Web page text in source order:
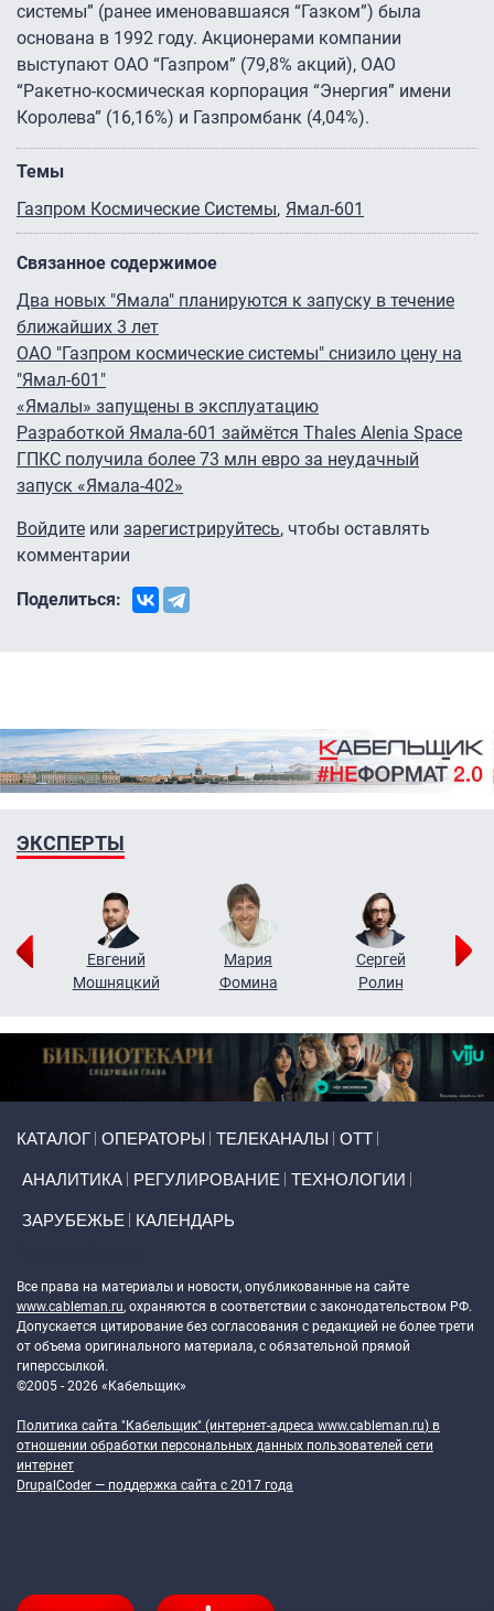
системы” (ранее именовавшаяся “Газком”) была
основана в 1992 году. Акционерами компании
выступают ОАО “Газпром” (79,8% акций), ОАО
“Ракетно-космическая корпорация “Энергия” имени
Королева” (16,16%) и Газпромбанк (4,04%).
Темы
Газпром Космические Системы Ямал-601
Связанное содержимое
Два новых "Ямала" планируются к запуску в течение
ближайших 3 лет
ОАО "Газпром космические системы" снизило цену на
"Ямал-601"
«Ямалы» запущены в эксплуатацию
Разработкой Ямала-601 займётся Thales Alenia Space
ГПКС получила более 73 млн евро за неудачный
запуск «Ямала-402»
Войдите или зарегистрируйтесь, чтобы оставлять
комментарии
Поделиться:
ЭКСПЕРТЫ
Евгений
Мошняцкий
Мария
Фомина
Сергей
Ролин
КАТАЛОГ ОПЕРАТОРЫ ТЕЛЕКАНАЛЫ ОТТ
АНАЛИТИКА РЕГУЛИРОВАНИЕ ТЕХНОЛОГИИ
ЗАРУБЕЖЬЕ КАЛЕНДАРЬ
Все права на материалы и новости, опубликованные на сайте
www.cableman.ru, охраняются в соответствии с законодательством РФ.
Допускается цитирование без согласования с редакцией не более трети
от объема оригинального материала, с обязательной прямой
гиперссылкой.
©2005 - 2026 «Кабельщик»
Политика сайта "Кабельщик" (интернет-адреса www.cableman.ru) в
отношении обработки персональных данных пользователей сети
интернет
DrupalCoder — поддержка сайта c 2017 года